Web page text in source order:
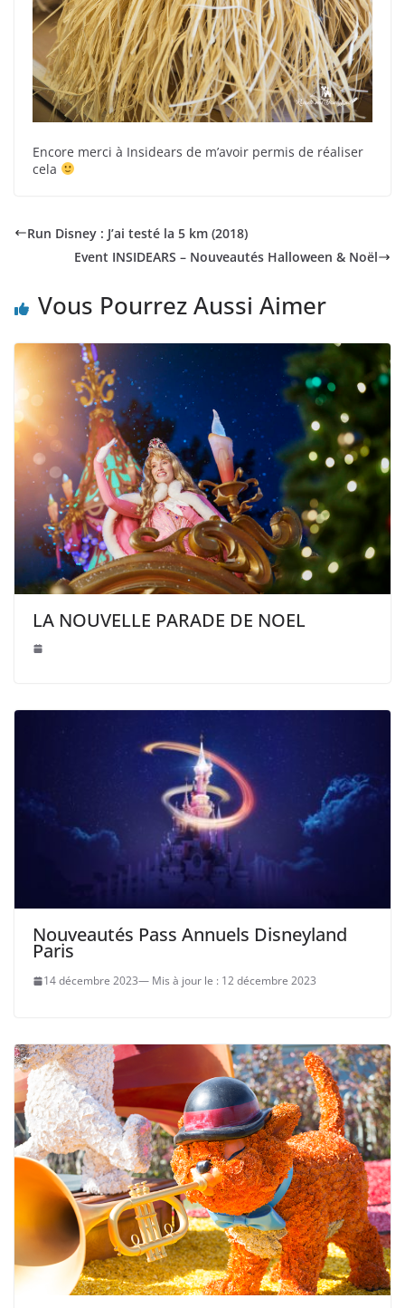
Encore merci à Insidears de m’avoir permis de réaliser
cela
Run Disney : J’ai testé la 5 km (2018)
Event INSIDEARS – Nouveautés Halloween & Noël
Vous Pourrez Aussi Aimer
LA NOUVELLE PARADE DE NOEL
Nouveautés Pass Annuels Disneyland
Paris
14 décembre 2023 12 décembre 2023